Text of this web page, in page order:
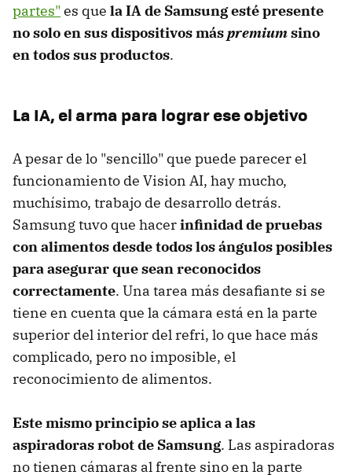
partes" es que la IA de Samsung esté presente
no solo en sus dispositivos máspremiumsino
en todos sus productos.
La IA, el arma para lograr ese objetivo
A pesar de lo "sencillo" que puede parecer el
funcionamiento de Vision AI, hay mucho,
muchísimo, trabajo de desarrollo detrás.
Samsung tuvo que hacerinfinidad de pruebas
con alimentos desde todos los ángulos posibles
para asegurar que sean reconocidos
correctamente. Una tarea más desafiante si se
tiene en cuenta que la cámara está en la parte
superior del interior del refri, lo que hace más
complicado, pero no imposible, el
reconocimiento de alimentos.
Este mismo principio se aplica a las
aspiradoras robot de Samsung. Las aspiradoras
no tienen cámaras al frente sino en la parte